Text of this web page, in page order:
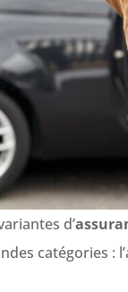
d’
catégories :